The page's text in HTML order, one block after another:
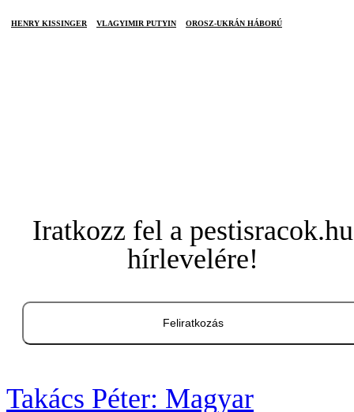
HENRY KISSINGER VLAGYIMIR PUTYIN OROSZ-UKRÁN HÁBORÚ
Iratkozz fel a pestisracok.hu
hírlevelére!
Feliratkozás
Takács Péter: Magyar